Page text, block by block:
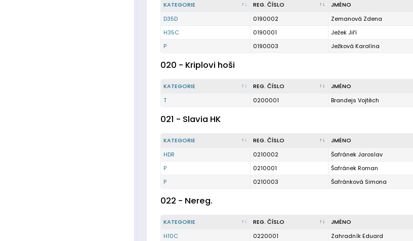
KATEGORIE REG. ČÍSLO JMÉNO
D35D
0190002 Zemanová Zdena
H35C
0190001 Ježek Jiří
P
0190003 Ježková Karolína
020 - Kriplovi hoši
KATEGORIE REG. ČÍSLO JMÉNO
T
0200001 Brandejs Vojtěch
021 - Slavia HK
KATEGORIE REG. ČÍSLO JMÉNO
HDR
0210002 Šafránek Jaroslav
P
0210001 Šafránek Roman
P
0210003 Šafránková Simona
022 - Nereg.
KATEGORIE REG. ČÍSLO JMÉNO
H10C
0220001 Zahradník Eduard